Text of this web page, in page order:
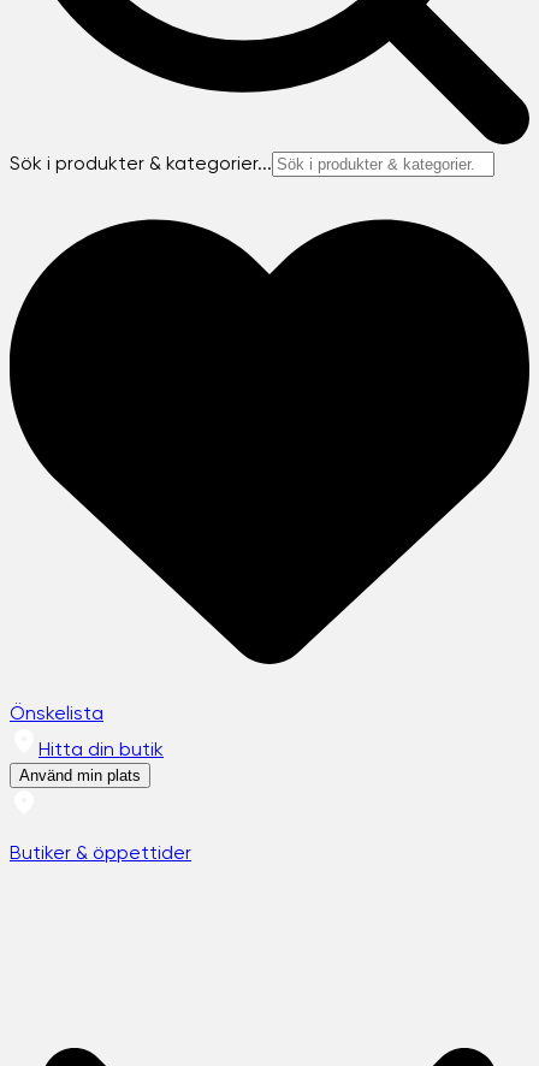
Sök i produkter & kategorier...
Önskelista
Hitta din butik
Använd min plats
Butiker & öppettider